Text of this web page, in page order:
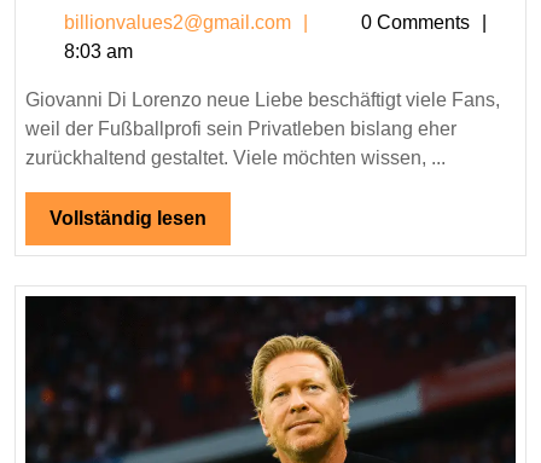
Lorenzo
Liebe:
Alles
über
sein
Privatleben
und
seine
billionvalues2@gmail.com
0 Comments
8:03 am
Giovanni Di Lorenzo neue Liebe beschäftigt viele Fans,
weil der Fußballprofi sein Privatleben bislang eher
zurückhaltend gestaltet. Viele möchten wissen, ...
Vollständig lesen
lesen